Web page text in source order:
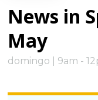
News in
May
domingo | 9am -